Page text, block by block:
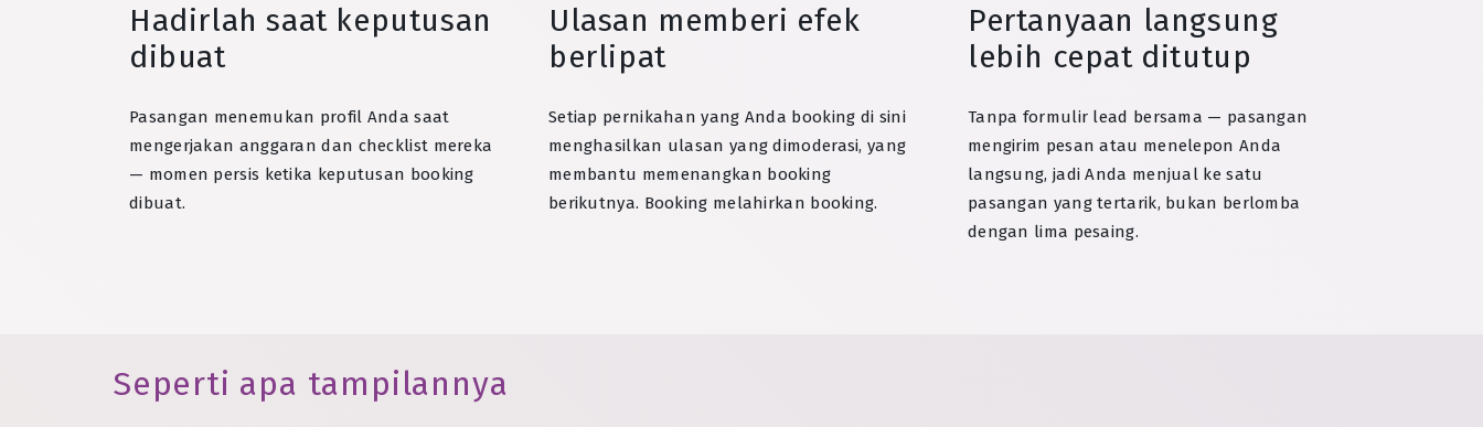
Hadirlah saat keputusan
dibuat
Pasangan menemukan profil Anda saat
mengerjakan anggaran dan checklist mereka
— momen persis ketika keputusan booking
dibuat.
Ulasan memberi efek
berlipat
Setiap pernikahan yang Anda booking di sini
menghasilkan ulasan yang dimoderasi, yang
membantu memenangkan booking
berikutnya. Booking melahirkan booking.
Pertanyaan langsung
lebih cepat ditutup
Tanpa formulir lead bersama — pasangan
mengirim pesan atau menelepon Anda
langsung, jadi Anda menjual ke satu
pasangan yang tertarik, bukan berlomba
dengan lima pesaing.
Seperti apa tampilannya